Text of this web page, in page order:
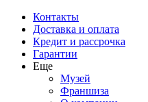
Контакты
Доставка и оплата
Кредит и рассрочка
Гарантии
Еще
Музей
Франшиза